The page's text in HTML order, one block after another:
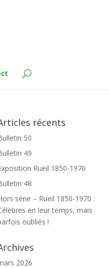
récents
50
49
Rueil 1850-1970
48
série – Rueil 1850-1970 :
en leur temps, mais
oubliés !
2026